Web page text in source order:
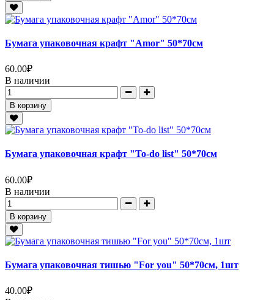
Бумага упаковочная крафт "Amor" 50*70см
60.00₽
В наличии
В корзину
Бумага упаковочная крафт "To-do list" 50*70см
60.00₽
В наличии
В корзину
Бумага упаковочная тишью "For you" 50*70см, 1шт
40.00₽